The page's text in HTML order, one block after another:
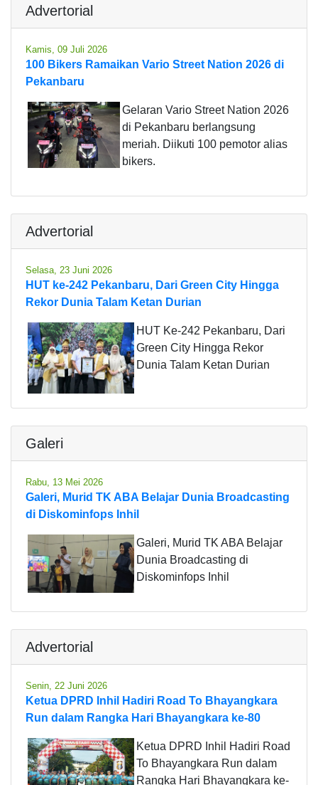
Advertorial
Kamis, 09 Juli 2026
100 Bikers Ramaikan Vario Street Nation 2026 di
Pekanbaru
Gelaran Vario Street Nation 2026
di Pekanbaru berlangsung
meriah. Diikuti 100 pemotor alias
bikers.
Advertorial
Selasa, 23 Juni 2026
HUT ke-242 Pekanbaru, Dari Green City Hingga
Rekor Dunia Talam Ketan Durian
HUT Ke-242 Pekanbaru, Dari
Green City Hingga Rekor
Dunia Talam Ketan Durian
Galeri
Rabu, 13 Mei 2026
Galeri, Murid TK ABA Belajar Dunia Broadcasting
di Diskominfops Inhil
Galeri, Murid TK ABA Belajar
Dunia Broadcasting di
Diskominfops Inhil
Advertorial
Senin, 22 Juni 2026
Ketua DPRD Inhil Hadiri Road To Bhayangkara
Run dalam Rangka Hari Bhayangkara ke-80
Ketua DPRD Inhil Hadiri Road
To Bhayangkara Run dalam
Rangka Hari Bhayangkara ke-